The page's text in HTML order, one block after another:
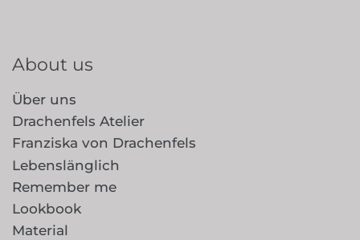
About us
Über uns
Drachenfels Atelier
Franziska von Drachenfels
Lebenslänglich
Remember me
Lookbook
Material